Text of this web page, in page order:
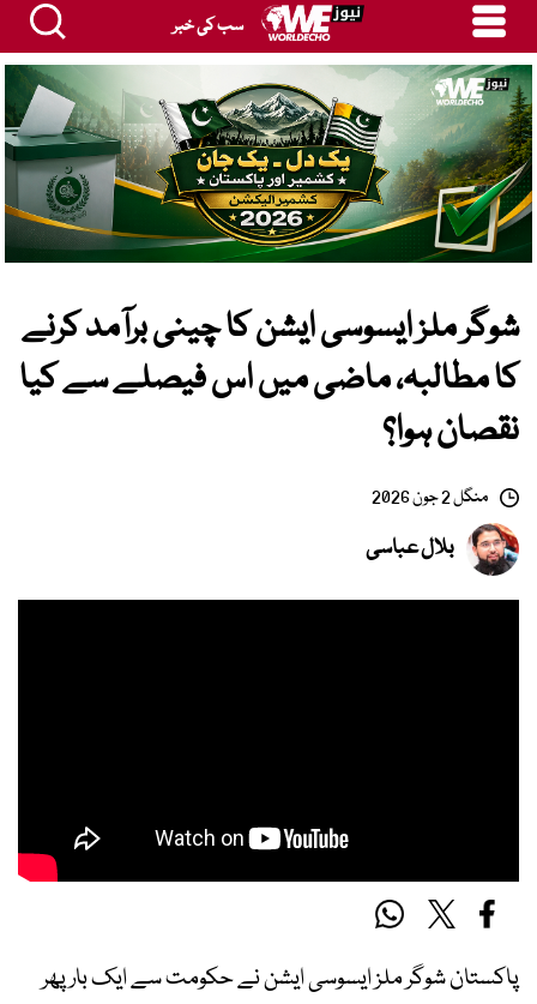
سب کی خبر
شوگر ملز ایسوسی ایشن کا چینی برآمد کرنے
کا مطالبہ، ماضی میں اس فیصلے سے کیا
نقصان ہوا؟
منگل 2 جون 2026
بلال عباسی
پاکستان شوگر ملز ایسوسی ایشن نے حکومت سے ایک بار پھر